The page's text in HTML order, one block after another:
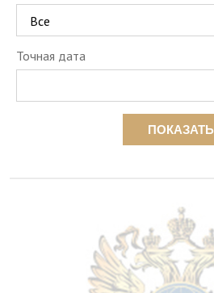
Все
Точная дата
ПОКАЗАТЬ